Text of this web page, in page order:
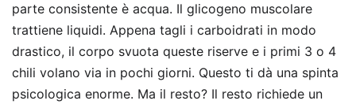
parte consistente è acqua. Il glicogeno muscolare
trattiene liquidi. Appena tagli i carboidrati in modo
drastico, il corpo svuota queste riserve e i primi 3 o 4
chili volano via in pochi giorni. Questo ti dà una spinta
psicologica enorme. Ma il resto? Il resto richiede un